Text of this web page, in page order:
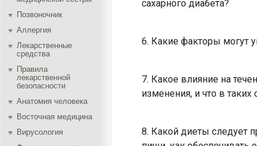
Позвоночник
Аллергия
Лекарственные
средства
Правила
лекарственной
безопасности
Aнатомия человека
Восточная медицина
Вирусология
сахарного диабета?
6. Какие факторы могут
7. Какое влияние на
изменения, и что в
8. Какой диеты следует